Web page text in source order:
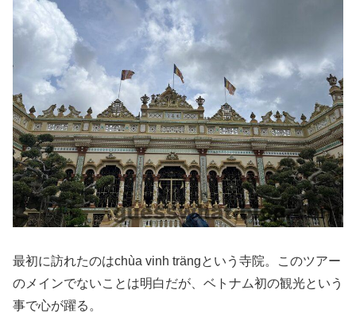
最初に訪れたのはchùa vinh trängという寺院。このツアー
のメインでないことは明白だが、ベトナム初の観光という
事で心が躍る。